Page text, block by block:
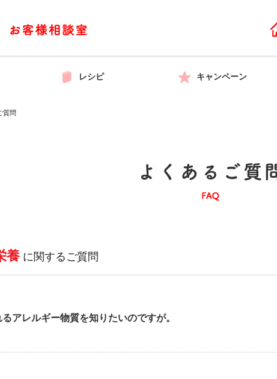
レシピ キャンペーン
質問
養に関するご質問
アレルギー物質を知りたいのですが。